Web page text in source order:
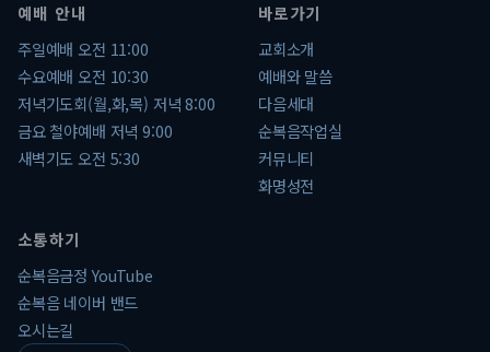
예배 안내
주일예배 오전 11:00
수요예배 오전 10:30
저녁기도회(월,화,목) 저녁 8:00
금요 철야예배 저녁 9:00
새벽기도 오전 5:30
바로가기
교회소개
예배와 말씀
다음세대
순복음작업실
커뮤니티
화명성전
소통하기
순복음금정 YouTube
순복음 네이버 밴드
오시는길